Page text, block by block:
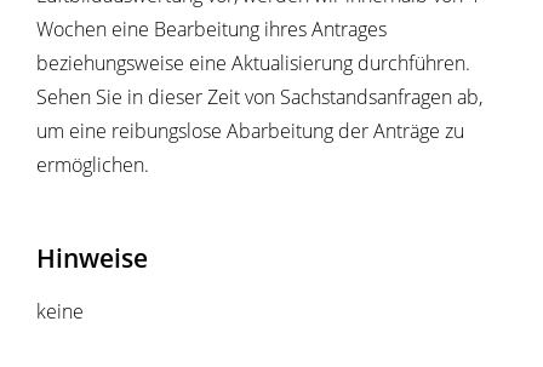
Wochen eine Bearbeitung ihres Antrages
beziehungsweise eine Aktualisierung durchführen.
Sehen Sie in dieser Zeit von Sachstandsanfragen ab,
um eine reibungslose Abarbeitung der Anträge zu
ermöglichen.
Hinweise
keine